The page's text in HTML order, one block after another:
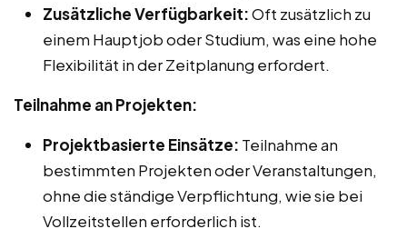
Zusätzliche Verfügbarkeit:Oft zusätzlich zu
einem Hauptjob oder Studium, was eine hohe
Flexibilität in der Zeitplanung erfordert.
Teilnahme an Projekten:
Projektbasierte Einsätze: Teilnahme an
bestimmten Projekten oder Veranstaltungen,
ohne die ständige Verpflichtung, wie sie bei
Vollzeitstellen erforderlich ist.